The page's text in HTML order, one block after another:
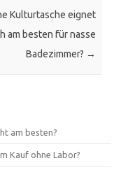
Kulturtasche eignet
am besten für nasse
Badezimmer? →
am besten?
Kauf ohne Labor?